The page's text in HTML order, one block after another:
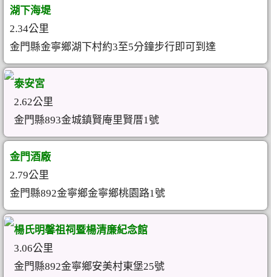
湖下海堤
2.34公里
金門縣金寧鄉湖下村約3至5分鐘步行即可到達
泰安宮
2.62公里
金門縣893金城鎮賢庵里賢厝1號
金門酒廠
2.79公里
金門縣892金寧鄉金寧鄉桃園路1號
楊氏明馨祖祠暨楊清廉紀念館
3.06公里
金門縣892金寧鄉安美村東堡25號